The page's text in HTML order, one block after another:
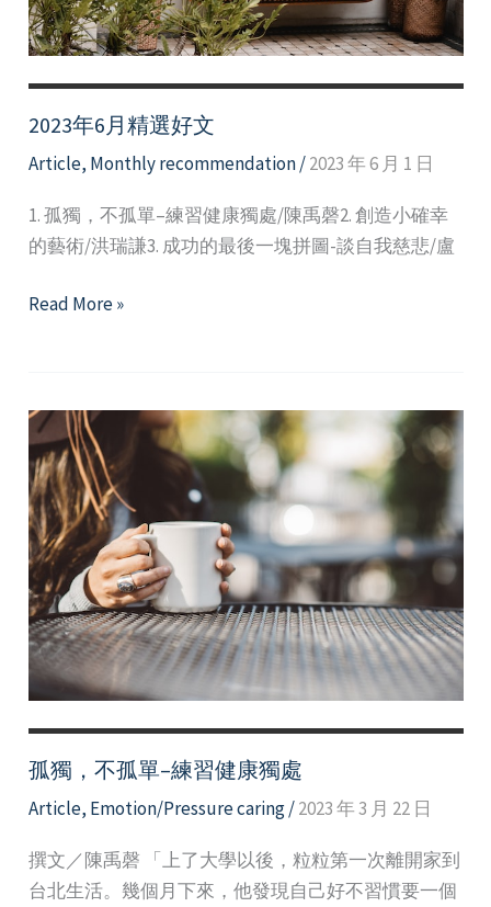
2023年6月精選好文
Article, Monthly recommendation/2023 年 6 月 1 日
1. 孤獨，不孤單–練習健康獨處/陳禹磬2. 創造小確幸
的藝術/洪瑞謙3. 成功的最後一塊拼圖-談自我慈悲/盧
2023
精
選
好
文
Read More »
孤獨，不孤單–練習健康獨處
Article, Emotion/Pressure caring/2023 年 3 月 22 日
撰文／陳禹磬 「上了大學以後，粒粒第一次離開家到
台北生活。幾個月下來，他發現自己好不習慣要一個